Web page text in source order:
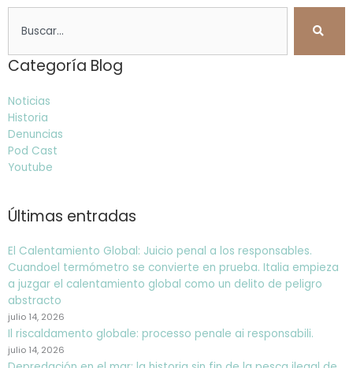
Categoría Blog
Noticias
Historia
Denuncias
Pod Cast
Youtube
Últimas entradas
El Calentamiento Global: Juicio penal a los responsables.
Cuandoel termómetro se convierte en prueba. Italia empieza
a juzgar el calentamiento global como un delito de peligro
abstracto
julio 14, 2026
Il riscaldamento globale: processo penale ai responsabili.
julio 14, 2026